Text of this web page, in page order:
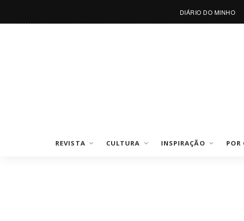
DIÁRIO DO MINHO
REVISTA CULTURA INSPIRAÇÃO POR